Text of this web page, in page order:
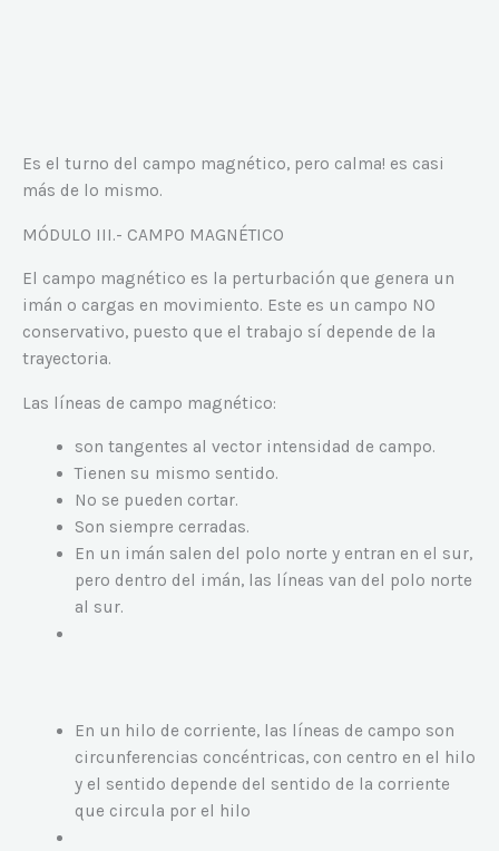
Es el turno del campo magnético, pero calma! es casi
más de lo mismo.
MÓDULO III.- CAMPO MAGNÉTICO
El campo magnético es la perturbación que genera un
imán o cargas en movimiento. Este es un campo NO
conservativo, puesto que el trabajo sí depende de la
trayectoria.
Las líneas de campo magnético:
son tangentes al vector intensidad de campo.
Tienen su mismo sentido.
No se pueden cortar.
Son siempre cerradas.
En un imán salen del polo norte y entran en el sur,
pero dentro del imán, las líneas van del polo norte
al sur.
En un hilo de corriente, las líneas de campo son
circunferencias concéntricas, con centro en el hilo
y el sentido depende del sentido de la corriente
que circula por el hilo